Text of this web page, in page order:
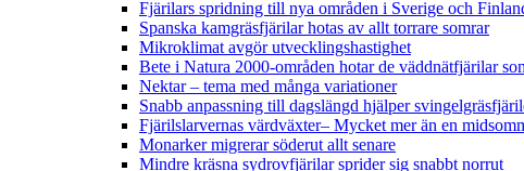
Fjärilars spridning till nya områden i Sverige och
Spanska kamgräsfjärilar hotas av allt torrare somrar
Mikroklimat avgör utvecklingshastighet
Bete i Natura 2000-områden hotar de väddnätfjärilar
Nektar – tema med många variationer
Snabb anpassning till dagslängd hjälper
Fjärilslarvernas värdväxter– Mycket mer än en
Monarker migrerar söderut allt senare
Mindre kräsna sydrovfjärilar sprider sig snabbt norrut